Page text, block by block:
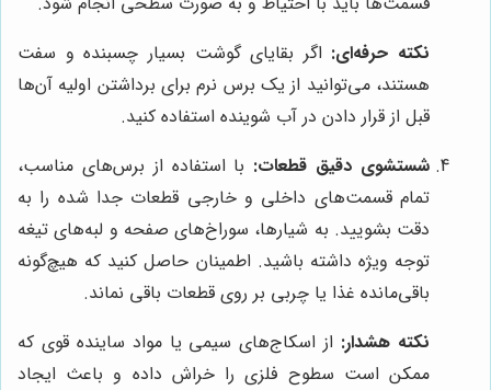
نکته حرفه‌ای: اگر بقایای گوشت بسیار چسبنده و سفت
هستند، می‌توانید از یک برس نرم برای برداشتن اولیه آن‌ها
قبل از قرار دادن در آب شوینده استفاده کنید.
شستشوی دقیق قطعات: با استفاده از برس‌های مناسب،
تمام قسمت‌های داخلی و خارجی قطعات جدا شده را به
دقت بشویید. به شیارها، سوراخ‌های صفحه و لبه‌های تیغه
توجه ویژه داشته باشید. اطمینان حاصل کنید که هیچ‌گونه
باقی‌مانده غذا یا چربی بر روی قطعات باقی نماند.
نکته هشدار: از اسکاج‌های سیمی یا مواد ساینده قوی که
ممکن است سطوح فلزی را خراش داده و باعث ایجاد